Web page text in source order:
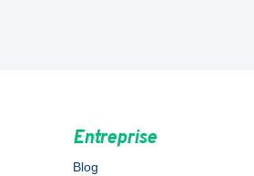
Entreprise
Blog